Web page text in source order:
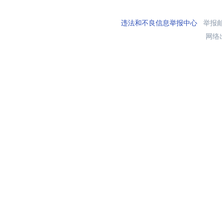
违法和不良信息举报中心举报
网